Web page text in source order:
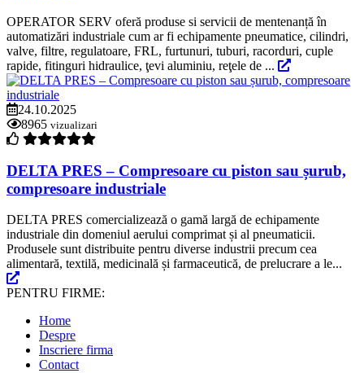
OPERATOR SERV oferă produse si servicii de mentenanță în
automatizări industriale cum ar fi echipamente pneumatice, cilindri,
valve, filtre, regulatoare, FRL, furtunuri, tuburi, racorduri, cuple
rapide, fitinguri hidraulice, ţevi aluminiu, reţele de ...
24.10.2025
8965 vizualizari
DELTA PRES – Compresoare cu piston sau șurub,
compresoare industriale
DELTA PRES comercializează o gamă largă de echipamente
industriale din domeniul aerului comprimat și al pneumaticii.
Produsele sunt distribuite pentru diverse industrii precum cea
alimentară, textilă, medicinală și farmaceutică, de prelucrare a le...
PENTRU FIRME:
Home
Despre
Inscriere firma
Contact